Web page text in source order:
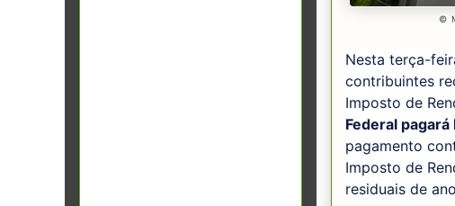
©
Nesta terça-
contribuintes
Imposto de
Federal
pagamento
Imposto de
residuais de